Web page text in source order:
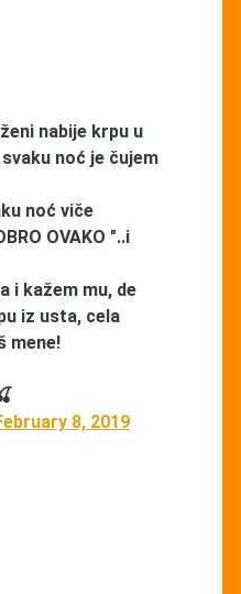
nabije krpu u
noć je čujem
noć viče
OVAKO "..i
i kažem mu, de
iz usta, cela
mene!
8, 2019